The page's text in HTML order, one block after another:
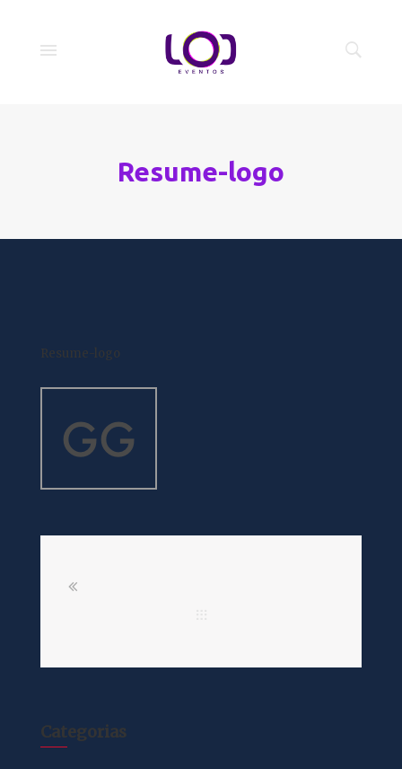
Resume-logo
Resume-logo
Categorias